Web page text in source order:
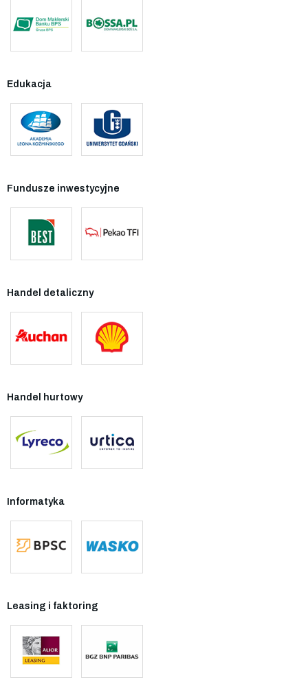
Edukacja
Fundusze inwestycyjne
Handel detaliczny
Handel hurtowy
Informatyka
Leasing i faktoring